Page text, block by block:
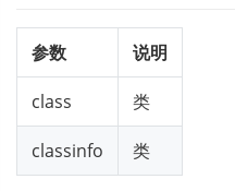
参数 说明
class 类
classinfo 类